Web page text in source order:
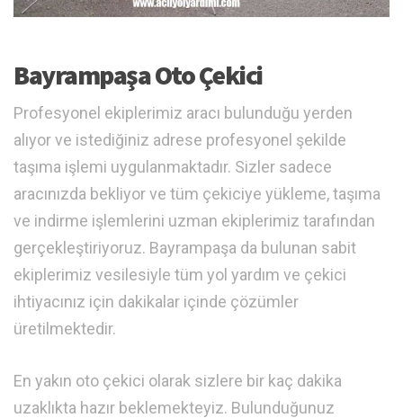
Bayrampaşa Oto Çekici
Profesyonel ekiplerimiz aracı bulunduğu yerden
alıyor ve istediğiniz adrese profesyonel şekilde
taşıma işlemi uygulanmaktadır. Sizler sadece
aracınızda bekliyor ve tüm çekiciye yükleme, taşıma
ve indirme işlemlerini uzman ekiplerimiz tarafından
gerçekleştiriyoruz. Bayrampaşa da bulunan sabit
ekiplerimiz vesilesiyle tüm yol yardım ve çekici
ihtiyacınız için dakikalar içinde çözümler
üretilmektedir.
En yakın oto çekici olarak sizlere bir kaç dakika
uzaklıkta hazır beklemekteyiz. Bulunduğunuz